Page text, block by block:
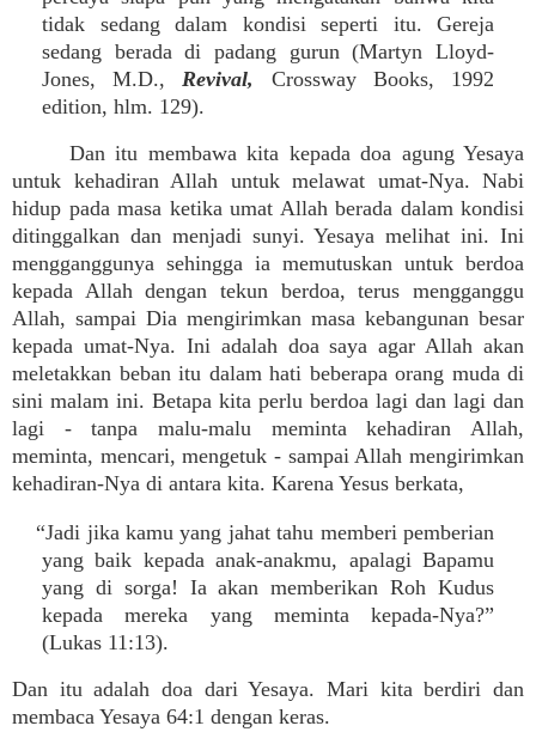
tidak sedang dalam kondisi seperti itu. Gereja
sedang berada di padang gurun (Martyn Lloyd-
Jones, M.D.,Revival,
Crossway Books, 1992
edition, hlm. 129).
Dan itu membawa kita kepada doa agung Yesaya
untuk kehadiran Allah untuk melawat umat-Nya. Nabi
hidup pada masa ketika umat Allah berada dalam kondisi
ditinggalkan dan menjadi sunyi. Yesaya melihat ini. Ini
mengganggunya sehingga ia memutuskan untuk berdoa
kepada Allah dengan tekun berdoa, terus mengganggu
Allah, sampai Dia mengirimkan masa kebangunan besar
kepada umat-Nya. Ini adalah doa saya agar Allah akan
meletakkan beban itu dalam hati beberapa orang muda di
sini malam ini. Betapa kita perlu berdoa lagi dan lagi dan
lagi - tanpa malu-malu meminta kehadiran Allah,
meminta, mencari, mengetuk - sampai Allah mengirimkan
kehadiran-Nya di antara kita. Karena Yesus berkata,
“Jadi jika kamu yang jahat tahu memberi pemberian
yang baik kepada anak-anakmu, apalagi Bapamu
yang di sorga! Ia akan memberikan Roh Kudus
kepada mereka yang meminta kepada-Nya?”
(Lukas 11:13).
Dan itu adalah doa dari Yesaya. Mari kita berdiri dan
membaca Yesaya 64:1 dengan keras.